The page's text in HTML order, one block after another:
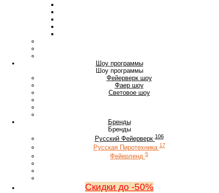
Шоу программы
Шоу программы
Фейерверк шоу
Фаер шоу
Световое шоу
Бренды
Бренды
Русский Фейерверк 106
Русская Пиротехника 17
Фейерленд 5
Скидки до -50%